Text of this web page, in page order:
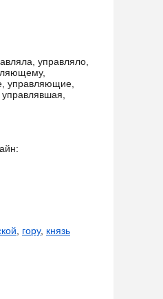
управляло,
управляющие,
гору, князь